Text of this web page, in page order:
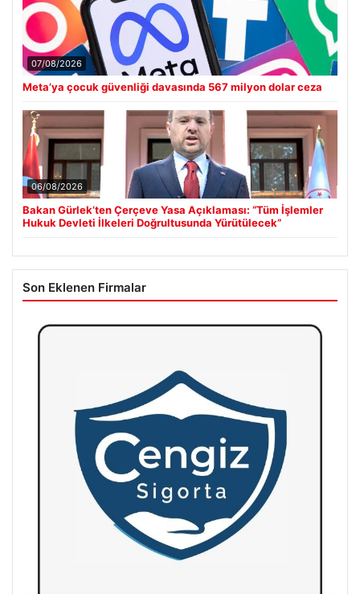
07/08/2026
Meta’ya çocuk güvenliği davasında 567 milyon dolar ceza
06/08/2026
Bakan Gürlek’ten Çerçeve Yasa Açıklaması: “Tüm İşlemler
Hukuk Devleti İlkeleri Doğrultusunda Yürütülecek”
Son Eklenen Firmalar